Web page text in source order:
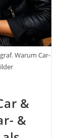
Warum Car-
&
&